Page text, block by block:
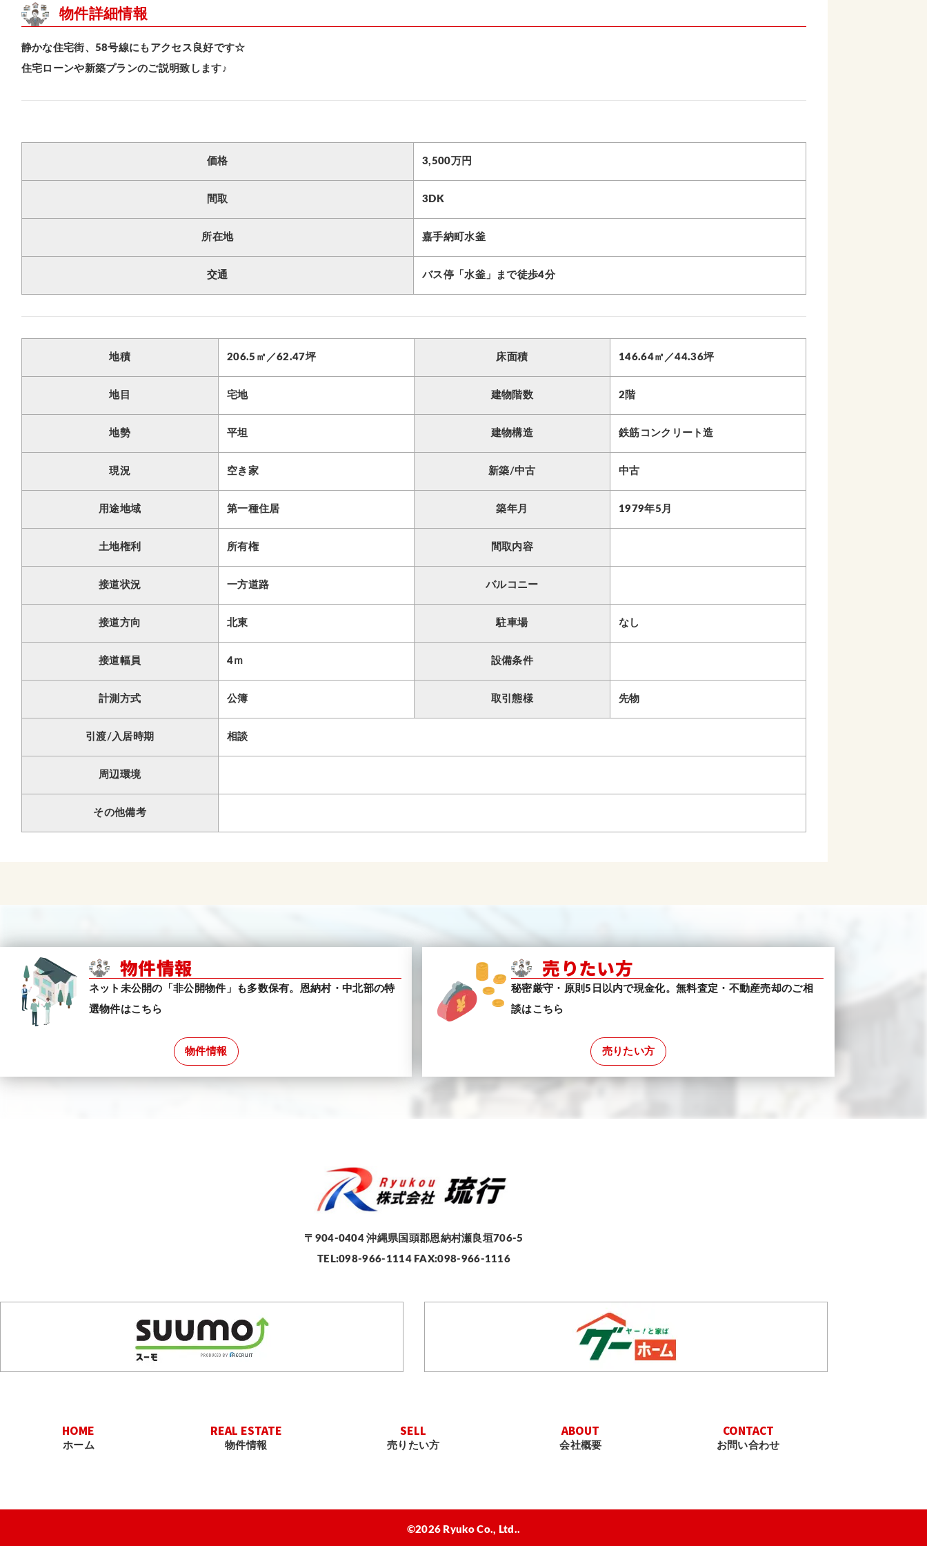
物件詳細情報
静かな住宅街、58号線にもアクセス良好です☆
住宅ローンや新築プランのご説明致します♪
価格 3,500万円
間取 3DK
所在地 嘉手納町水釜
交通 バス停「水釜」まで徒歩4分
地積 206.5㎡／62.47坪 床面積 146.64㎡／44.36坪
地目 宅地 建物階数 2階
地勢 平坦 建物構造 鉄筋コンクリート造
現況 空き家 新築/中古 中古
用途地域 第一種住居 築年月 1979年5月
土地権利 所有権 間取内容
接道状況 一方道路 バルコニー
接道方向 北東 駐車場 なし
接道幅員 4ｍ 設備条件
計測方式 公簿 取引態様 先物
引渡/入居時期 相談
周辺環境
その他備考
物件情報
ネット未公開の「非公開物件」も多数保有。恩納村・中北部の特
選物件はこちら
物件情報
売りたい方
秘密厳守・原則5日以内で現金化。無料査定・不動産売却のご相
談はこちら
売りたい方
〒904-0404沖縄県国頭郡恩納村瀬良垣706-5
TEL:098-966-1114 FAX:098-966-1116
HOME
ホーム
REAL ESTATE
物件情報
SELL
売りたい方
ABOUT
会社概要
CONTACT
お問い合わせ
©2026 Ryuko Co., Ltd..